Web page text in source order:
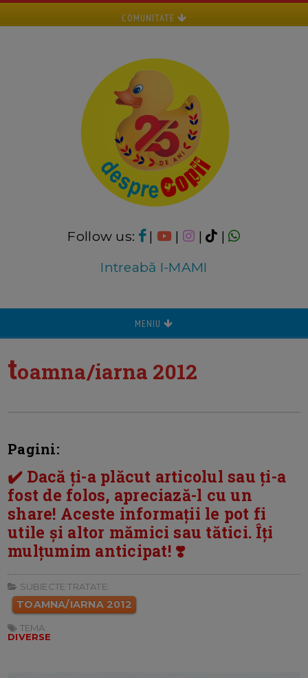
COMUNITATE
Follow us: | | |
|
Intreabă I-MAMI
MENIU
toamna/iarna 2012
Pagini:
✔️ Dacă ți-a plăcut articolul sau ți-a
fost de folos, apreciază-l cu un
share! Aceste informații le pot fi
utile și altor mămici sau tătici. Îți
mulțumim anticipat! ❣️
SUBIECTE TRATATE:
TOAMNA/IARNA 2012
TEMA:
DIVERSE